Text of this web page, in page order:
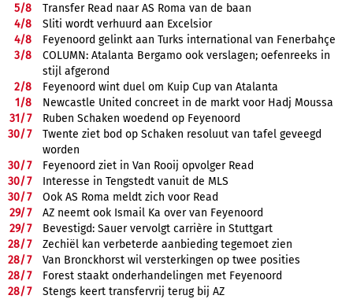
5/8
Transfer Read naar AS Roma van de baan
4/8
Sliti wordt verhuurd aan Excelsior
4/8
Feyenoord gelinkt aan Turks international van Fenerbahçe
3/8
COLUMN: Atalanta Bergamo ook verslagen; oefenreeks in
stijl afgerond
2/8
Feyenoord wint duel om Kuip Cup van Atalanta
1/8
Newcastle United concreet in de markt voor Hadj Moussa
31/7
Ruben Schaken woedend op Feyenoord
30/7
Twente ziet bod op Schaken resoluut van tafel geveegd
worden
30/7
Feyenoord ziet in Van Rooij opvolger Read
30/7
Interesse in Tengstedt vanuit de MLS
30/7
Ook AS Roma meldt zich voor Read
29/7
AZ neemt ook Ismail Ka over van Feyenoord
29/7
Bevestigd: Sauer vervolgt carrière in Stuttgart
28/7
Zechiël kan verbeterde aanbieding tegemoet zien
28/7
Van Bronckhorst wil versterkingen op twee posities
28/7
Forest staakt onderhandelingen met Feyenoord
28/7 Stengs keert transfervrij terug bij AZ